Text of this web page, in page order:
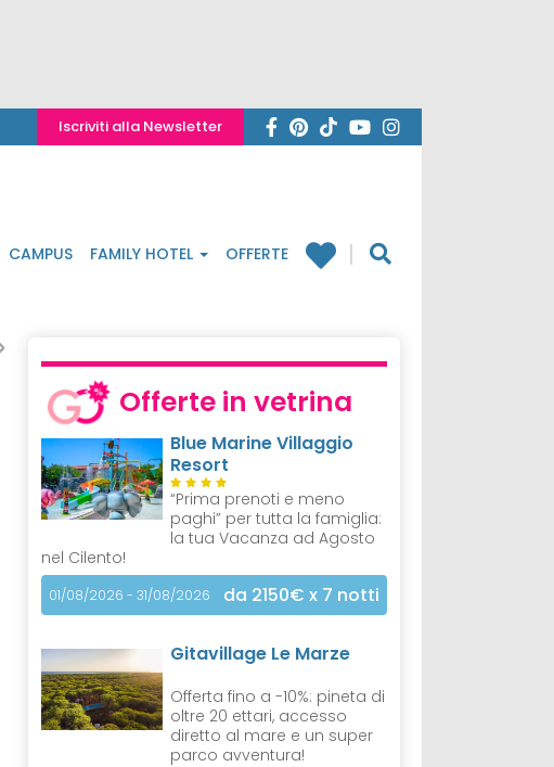
Iscriviti alla Newsletter
CAMPUS FAMILY HOTEL OFFERTE
Offerte in vetrina
Blue Marine Villaggio
Resort
“Prima prenoti e meno
paghi” per tutta la famiglia:
la tua Vacanza ad Agosto
nel Cilento!
01/08/2026 - 31/08/2026 da 2150€ x 7 notti
Gitavillage Le Marze
Offerta fino a -10%: pineta di
oltre 20 ettari, accesso
diretto al mare e un super
parco avventura!